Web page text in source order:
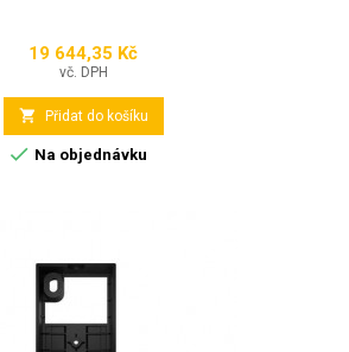
Cena
19 644,35 Kč
vč. DPH
 Přidat do košíku
 Na objednávku